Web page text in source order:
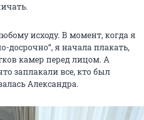
исходу. В момент, когда я
досрочно“, я начала плакать,
камер перед лицом. А
заплакали все, кто был
Александра.